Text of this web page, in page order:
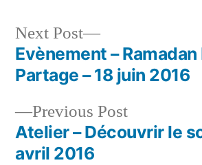
Post
navigation
Previous PostPrevious
post:
Atelier – Découvrir le
avril 2016
Next Post
Next
post:
Evènement –
Partage – 18 juin 2016